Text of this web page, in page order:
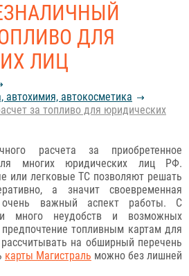
ДЛЯ
ЛИЦ
автохимия, автокосметика
за топливо для юридических
расчета за приобретенное
многих юридических лиц РФ.
или легковые ТС позволяют решать
а значит своевременная
важный аспект работы. С
много неудобств и возможных
топливным картам для
на обширный перечень
карты Магистраль можно без лишней